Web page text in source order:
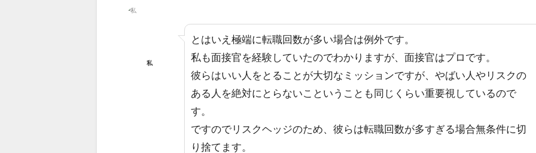
私
とはいえ極端に転職回数が多い場合は例外です。
私も面接官を経験していたのでわかりますが、面接官はプロです。
彼らはいい人をとることが大切なミッションですが、やばい人やリスクの
ある人を絶対にとらないこということも同じくらい重要視しているので
す。
ですのでリスクヘッジのため、彼らは転職回数が多すぎる場合無条件に切
り捨てます。